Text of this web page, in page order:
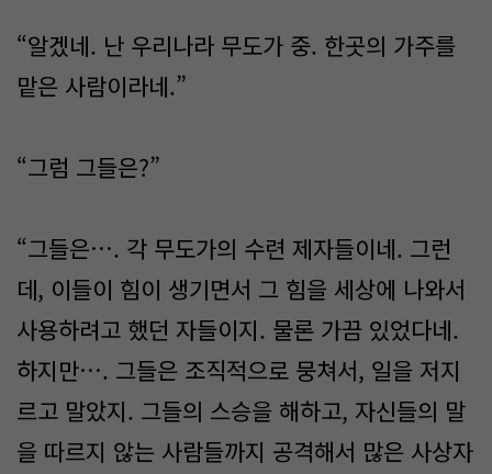
“알겠네. 난 우리나라 무도가 중. 한곳의 가주를
맡은 사람이라네.”
“그럼 그들은?”
“그들은…. 각 무도가의 수련 제자들이네. 그런
데, 이들이 힘이 생기면서 그 힘을 세상에 나와서
사용하려고 했던 자들이지. 물론 가끔 있었다네.
하지만…. 그들은 조직적으로 뭉쳐서, 일을 저지
르고 말았지. 그들의 스승을 해하고, 자신들의 말
을 따르지 않는 사람들까지 공격해서 많은 사상자